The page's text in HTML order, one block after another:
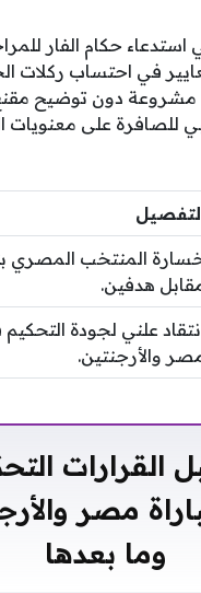
حكام الفار
في احتساب ركلات
مشروعة دون توضيح
للصافرة على معنويات
المنتخب المصري
هدفين.
علني لجودة
والأرجنتين.
القرارات
مصر
وما بعدها